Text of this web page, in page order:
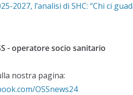
2027, l’analisi di SHC: “Chi ci
- operatore socio sanitario
nostra pagina:
OSSnews24